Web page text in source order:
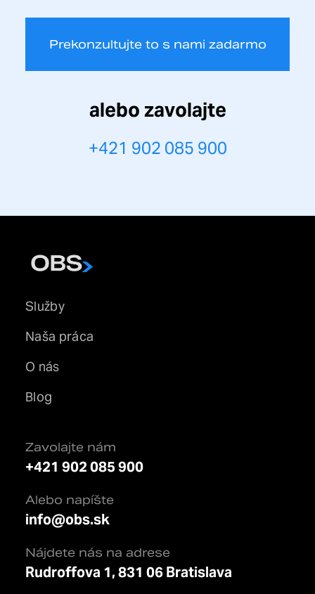
Prekonzultujte to s nami zadarmo
alebo zavolajte
+421 902 085 900
Služby
Naša práca
O nás
Blog
Zavolajte nám
+421 902 085 900
Alebo napíšte
info@obs.sk
Nájdete nás na adrese
Rudroffova 1, 831 06 Bratislava